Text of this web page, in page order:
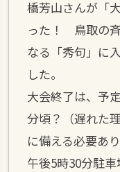
橋芳山さんが「
った！ 鳥取の
なる「秀句」に
した。
大会終了は、予
分頃？（遅れた
に備える必要あり
午後5時30分駐